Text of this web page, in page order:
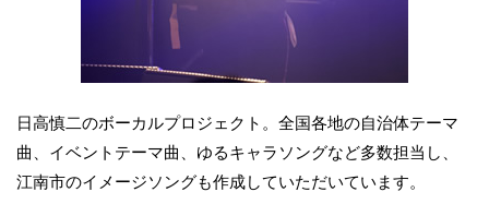
日高慎二のボーカルプロジェクト。全国各地の自治体テーマ
曲、イベントテーマ曲、ゆるキャラソングなど多数担当し、
江南市のイメージソングも作成していただいています。